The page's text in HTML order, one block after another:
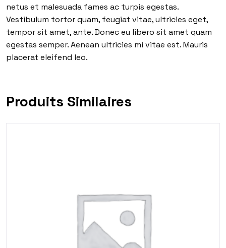
netus et malesuada fames ac turpis egestas.
Vestibulum tortor quam, feugiat vitae, ultricies eget,
tempor sit amet, ante. Donec eu libero sit amet quam
egestas semper. Aenean ultricies mi vitae est. Mauris
placerat eleifend leo.
Produits Similaires